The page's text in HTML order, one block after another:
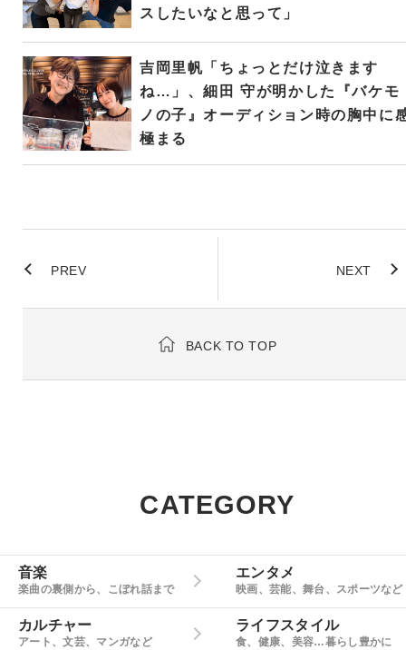
スしたいなと思って」
吉岡里帆「ちょっとだけ泣きます
ね…」、細田 守が明かした『バケモ
ノの子』オーディション時の胸中に
極まる
PREV NEXT
BACK TO TOP
CATEGORY
音楽
楽曲の裏側から、こぼれ話まで
エンタメ
映画、芸能、舞台、スポーツなど
カルチャー
アート、文芸、マンガなど
ライフスタイル
食、健康、美容…暮らし豊かに